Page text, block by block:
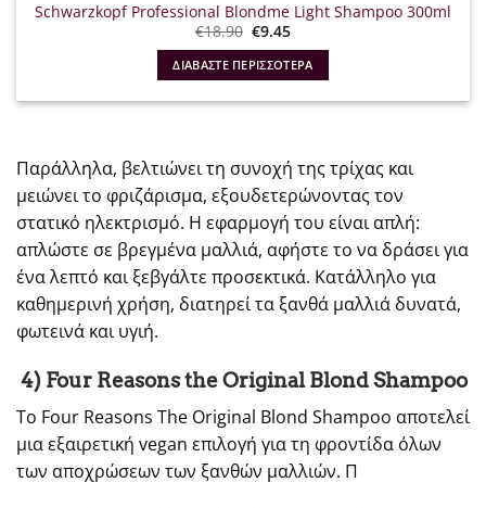
Schwarzkopf Professional Blondme Light Shampoo 300ml
€18.90 Original
was:
€18.90.
€9.45Η
τιμή
είναι:
€9.45.
ΔΙΑΒΆΣΤΕ ΠΕΡΙΣΣΌΤΕΡΑ
Παράλληλα, βελτιώνει τη συνοχή της τρίχας και
μειώνει το φριζάρισμα, εξουδετερώνοντας τον
στατικό ηλεκτρισμό. Η εφαρμογή του είναι απλή:
απλώστε σε βρεγμένα μαλλιά, αφήστε το να δράσει για
ένα λεπτό και ξεβγάλτε προσεκτικά. Κατάλληλο για
καθημερινή χρήση, διατηρεί τα ξανθά μαλλιά δυνατά,
φωτεινά και υγιή.
4) Four Reasons the Original Blond Shampoo
Το Four Reasons The Original Blond Shampoo αποτελεί
μια εξαιρετική vegan επιλογή για τη φροντίδα όλων
των αποχρώσεων των ξανθών μαλλιών. Π